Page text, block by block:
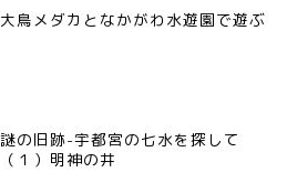
大鳥メダカとなかがわ水遊園で遊ぶ
謎の旧跡-宇都宮の七水を探して
（１）明神の井